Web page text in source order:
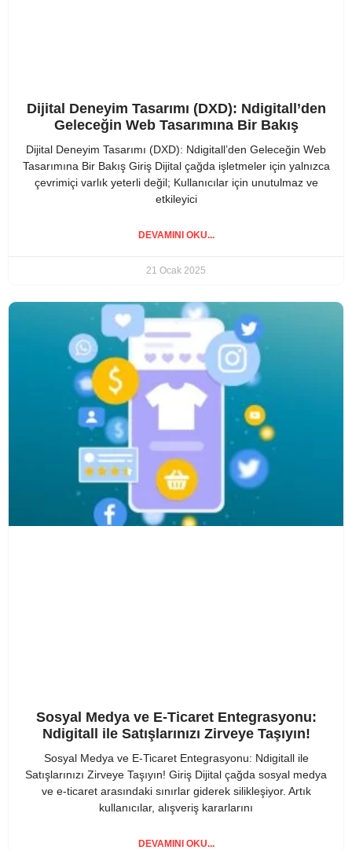
Dijital Deneyim Tasarımı (DXD): Ndigitall’den
Geleceğin Web Tasarımına Bir Bakış
Dijital Deneyim Tasarımı (DXD): Ndigitall’den Geleceğin Web
Tasarımına Bir Bakış Giriş Dijital çağda işletmeler için yalnızca
çevrimiçi varlık yeterli değil; Kullanıcılar için unutulmaz ve
etkileyici
DEVAMINI OKU...
21 Ocak 2025
Sosyal Medya ve E-Ticaret Entegrasyonu:
Ndigitall ile Satışlarınızı Zirveye Taşıyın!
Sosyal Medya ve E-Ticaret Entegrasyonu: Ndigitall ile
Satışlarınızı Zirveye Taşıyın! Giriş Dijital çağda sosyal medya
ve e-ticaret arasındaki sınırlar giderek silikleşiyor. Artık
kullanıcılar, alışveriş kararlarını
DEVAMINI OKU...